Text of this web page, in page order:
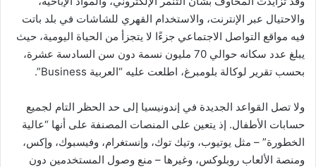
والاحتيال عبر الإنترنت، والاستخدام القهري للشاشات في بلد باتت
فيه مواقع التواصل الاجتماعي جزءًا لا يتجزأ من الحياة اليومية، حيث
يبلغ عدد سكانه حوالي 70 مليون نسمة دون سن السادسة عشرة،
بحسب تقرير لوكالة بلومبرغ، اطلعت عليه “العربية Business”.
ولا تصل القواعد الجديدة في إندونيسيا إلى حد الحظر التام لجميع
حسابات الأطفال. إذ يتعين على المنصات المصنفة على أنها “عالية
الخطورة” – مثل يوتيوب، وتيك توك، وإنستغرام، وفيسبوك، وإكس،
ومنصة الألعاب روبلوكس، وغيرها – منع وصول المستخدمين دون